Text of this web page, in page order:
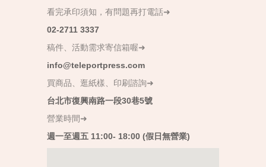
看完承印須知，有問題再打電話➜
02-2711 3337
稿件、活動需求寄信箱喔➜
info@teleportpress.com
買商品、逛紙樣、印刷諮詢➜
台北市復興南路一段30巷5號
營業時間➜
週一至週五 11:00- 18:00 (假日無營業)